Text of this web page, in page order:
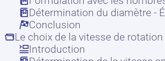
Détermination du diamètre -
Conclusion
Le choix de la vitesse de rotation
Introduction